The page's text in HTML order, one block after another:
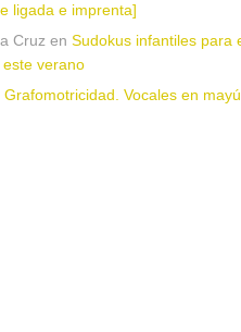
ligada e imprenta]
Cruz en Sudokus infantiles para
este verano
Grafomotricidad. Vocales en